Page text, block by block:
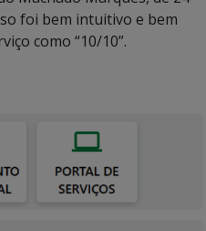
foi bem intuitivo e bem
como “10/10”.